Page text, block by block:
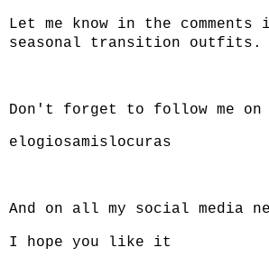
Let me know in the
seasonal transition outfits.
Don't forget to follow me on
elogiosamislocuras
And on all my social media
I hope you like it